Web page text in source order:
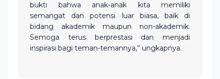
bukti bahwa anak-anak kita memiliki
semangat dan potensi luar biasa, baik di
bidang akademik maupun non-akademik.
Semoga terus berprestasi dan menjadi
inspirasi bagi teman-temannya,” ungkapnya.